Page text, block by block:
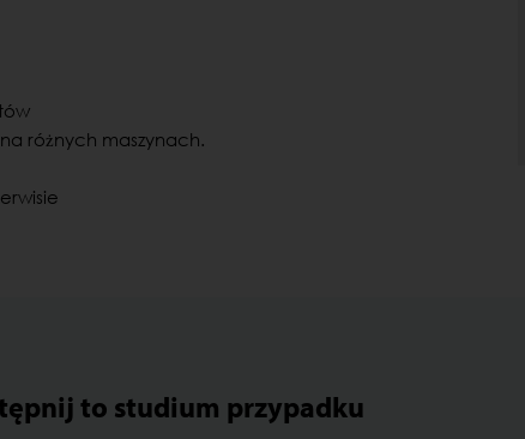
różnych maszynach.
to studium przypadku